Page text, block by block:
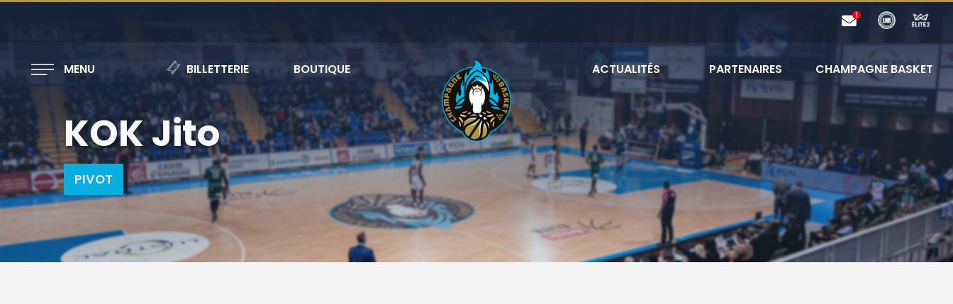
MENU BILLETTERIE BOUTIQUE ACTUALITÉS PARTENAIRES CHAMPAGNE BASKET
KOK Jito
PIVOT